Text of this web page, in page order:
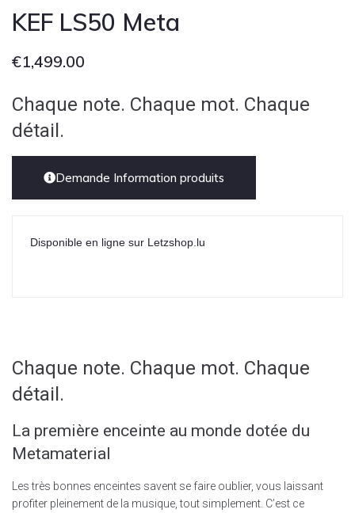
KEF LS50 Meta
€1,499.00
Chaque note. Chaque mot. Chaque
détail.
Demande Information produits
Disponible en ligne sur Letzshop.lu
Chaque note. Chaque mot. Chaque
détail.
La première enceinte au monde dotée du
Metamaterial
Les très bonnes enceintes savent se faire oublier, vous laissant
profiter pleinement de la musique, tout simplement. C’est ce